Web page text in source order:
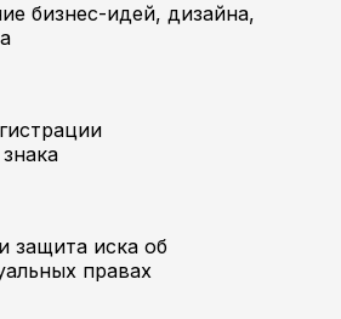
бизнес-идей, дизайна,
защита иска об
правах